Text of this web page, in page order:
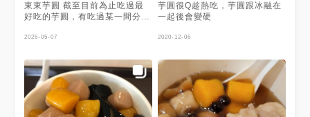
東東芋圓 截至目前為止吃過最
好吃的芋圓，有吃過某一間分
2026-05-07
芋圓很Q趁熱吃，芋圓跟冰融在
一起後會變硬
2020-12-06